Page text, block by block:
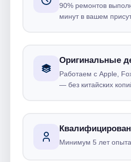
90% ремонтов
минут в вашем
Оригинальные
Работаем с Apple,
— без китайских
Минимум 5 лет опыта